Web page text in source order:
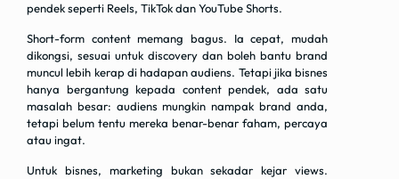
pendek seperti Reels, TikTok dan YouTube Shorts.
Short-form content memang bagus. Ia cepat, mudah
dikongsi, sesuai untuk discovery dan boleh bantu brand
muncul lebih kerap di hadapan audiens. Tetapi jika bisnes
hanya bergantung kepada content pendek, ada satu
masalah besar: audiens mungkin nampak brand anda,
tetapi belum tentu mereka benar-benar faham, percaya
atau ingat.
Untuk bisnes, marketing bukan sekadar kejar views.